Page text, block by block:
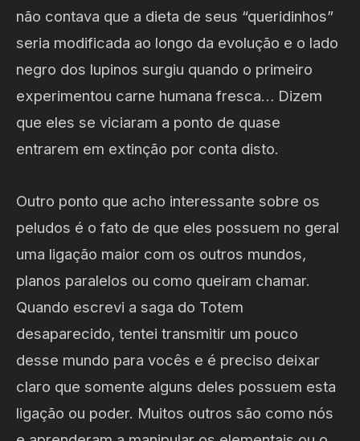
não contava que a dieta de seus “queridinhos”
seria modificada ao longo da evolução e o lado
negro dos lupinos surgiu quando o primeiro
experimentou carne humana fresca… Dizem
que eles se viciaram a ponto de quase
entrarem em extinção por conta disto.
Outro ponto que acho interessante sobre os
peludos é o fato de que eles possuem no geral
uma ligação maior com os outros mundos,
planos paralelos ou como queiram chamar.
Quando escrevi a saga do Totem
desaparecido, tentei transmitir um pouco
desse mundo para vocês e é preciso deixar
claro que somente alguns deles possuem esta
ligação ou poder. Muitos outros são como nós